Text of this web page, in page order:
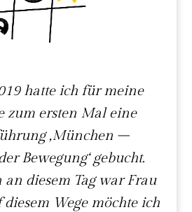
hatte ich für meine
zum ersten Mal eine
‚München –
Bewegung‘ gebucht.
diesem Tag war Frau
Wege möchte ich